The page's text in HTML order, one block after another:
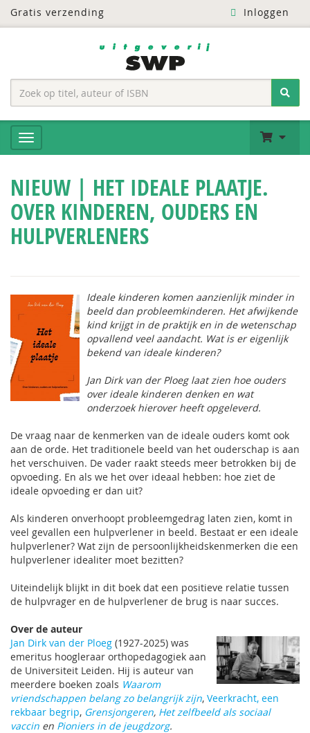
Gratis verzending Inloggen
NIEUW | HET IDEALE PLAATJE.
OVER KINDEREN, OUDERS EN
HULPVERLENERS
Ideale kinderen komen aanzienlijk minder in
beeld dan probleemkinderen. Het afwijkende
kind krijgt in de praktijk en in de wetenschap
opvallend veel aandacht. Wat is er eigenlijk
bekend van ideale kinderen?
Jan Dirk van der Ploeg laat zien hoe ouders
over ideale kinderen denken en wat
onderzoek hierover heeft opgeleverd.
De vraag naar de kenmerken van de ideale ouders komt ook
aan de orde. Het traditionele beeld van het ouderschap is aan
het verschuiven. De vader raakt steeds meer betrokken bij de
opvoeding. En als we het over ideaal hebben: hoe ziet de
ideale opvoeding er dan uit?
Als kinderen onverhoopt probleemgedrag laten zien, komt in
veel gevallen een hulpverlener in beeld. Bestaat er een ideale
hulpverlener? Wat zijn de persoonlijkheidskenmerken die een
hulpverlener idealiter moet bezitten?
Uiteindelijk blijkt in dit boek dat een positieve relatie tussen
de hulpvrager en de hulpverlener de brug is naar succes.
Over de auteur
Jan Dirk van der Ploeg (1927-2025) was
emeritus hoogleraar orthopedagogiek aan
de Universiteit Leiden. Hij is auteur van
meerdere boeken zoals Waarom
vriendschappen belang zo belangrijk zijn, Veerkracht, een
rekbaar begrip, Grensjongeren, Het zelfbeeld als sociaal
vaccin en Pioniers in de jeugdzorg.